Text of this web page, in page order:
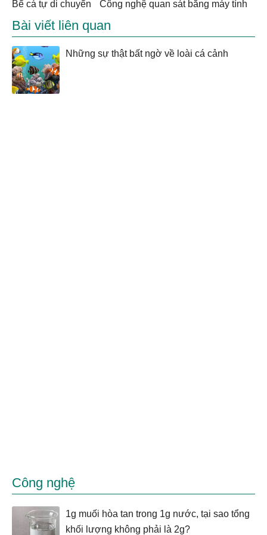
bể cá tự di chuyển công nghệ quan sát bằng máy tính
Bài viết liên quan
Những sự thật bất ngờ về loài cá cảnh
Công nghệ
1g muối hòa tan trong 1g nước, tại sao tổng
khối lượng không phải là 2g?